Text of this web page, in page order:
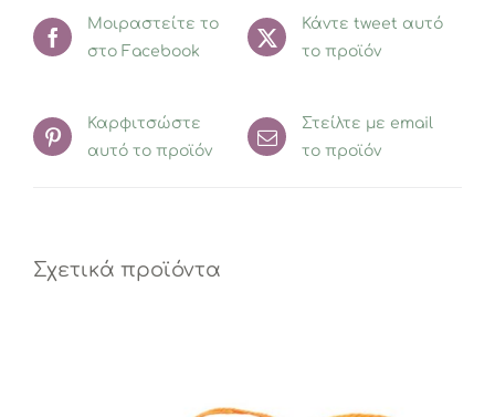
Μοιραστείτε το
στο Facebook
Κάντε tweet αυτό
το προϊόν
Καρφιτσώστε
αυτό το προϊόν
Στείλτε με email
το προϊόν
Σχετικά προϊόντα